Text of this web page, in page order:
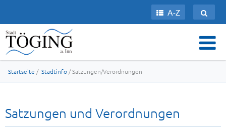
A-Z
Startseite / Stadtinfo / Satzungen/Verordnungen
Satzungen und Verordnungen